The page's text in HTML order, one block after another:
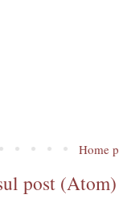
Home
post (Atom)